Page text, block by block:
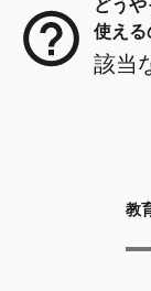
どう
使える
該当
教